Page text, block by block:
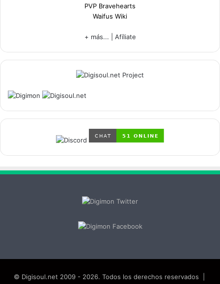
PVP Bravehearts
Waifus Wiki
+ más... Afíliate
© Digisoul.net 2009 - 2026. Todos los derechos reservados |